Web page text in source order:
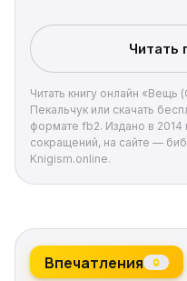
Читать
Читать книгу онлайн
Пекальчук или скачать
формате fb2. Издано в 2014
сокращений, на сайте —
Knigism.online.
Впечатления 0